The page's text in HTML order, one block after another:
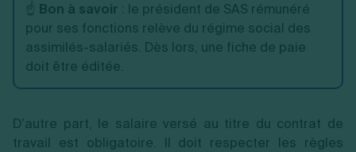
☝️ Bon à savoir : le président de SAS rémunéré
pour ses fonctions relève du régime social des
assimilés-salariés. Dès lors, une fiche de paie
doit être éditée.
D’autre part, le salaire versé au titre du contrat de
travail est obligatoire. Il doit respecter les règles